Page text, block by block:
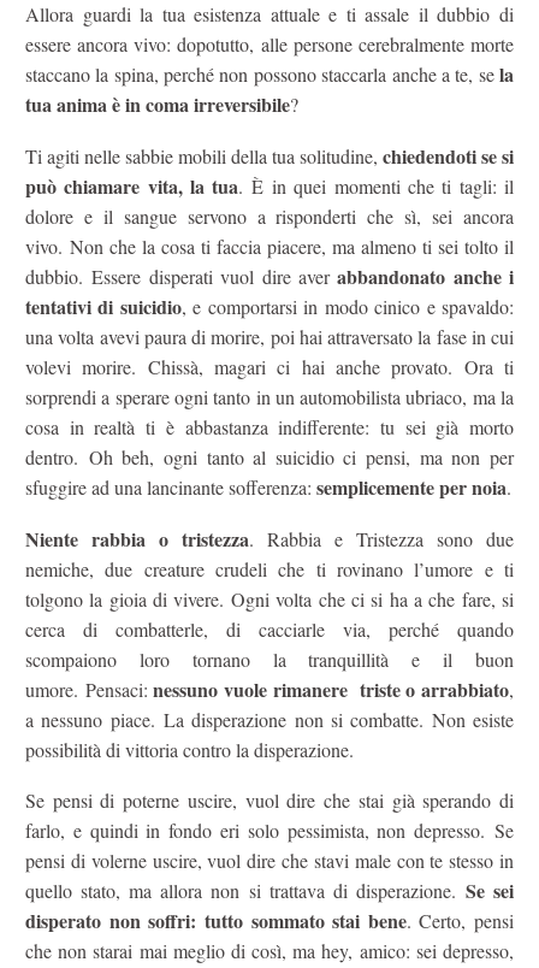
Allora guardi la tua esistenza attuale e ti assale il dubbio di
essere ancora vivo: dopotutto, alle persone cerebralmente morte
staccano la spina, perché non possono staccarla anche a te, sela
tua anima è in coma irreversibile?
Ti agiti nelle sabbie mobili della tua solitudine, chiedendoti se si
può chiamare vita, la tua. È in quei momenti che ti tagli: il
dolore e il sangue servono a risponderti che sì, sei ancora
vivo. Non che la cosa ti faccia piacere, ma almeno ti sei tolto il
dubbio. Essere disperati vuol dire averabbandonato anche i
tentativi di suicidio, e comportarsi in modo cinico e spavaldo:
una volta avevi paura di morire, poi hai attraversato la fase in cui
volevi morire. Chissà, magari ci hai anche provato. Ora ti
sorprendi a sperare ogni tanto in un automobilista ubriaco, ma la
cosa in realtà ti è abbastanza indifferente: tu sei già morto
dentro. Oh beh, ogni tanto al suicidio ci pensi, ma non per
sfuggire ad una lancinante sofferenza: semplicemente per noia.
Niente rabbia o tristezza. Rabbia e Tristezza sono due
nemiche, due creature crudeli che ti rovinano l’umore e ti
tolgono la gioia di vivere. Ogni volta che ci si ha a che fare, si
cerca di combatterle, di cacciarle via, perché quando
scompaiono loro tornano la tranquillità e il buon
umore. Pensaci:nessuno vuole rimanere triste o arrabbiato,
a nessuno piace. La disperazione non si combatte. Non esiste
possibilità di vittoria contro la disperazione.
Se pensi di poterne uscire, vuol dire che stai già sperando di
farlo, e quindi in fondo eri solo pessimista, non depresso. Se
pensi di volerne uscire, vuol dire che stavi male con te stesso in
quello stato, ma allora non si trattava di disperazione. Se sei
disperato non soffri: tutto sommato stai bene. Certo, pensi
che non starai mai meglio di così, ma hey, amico: sei depresso,